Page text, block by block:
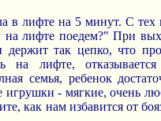
в лифте на 5 минут. С тех
на лифте поедем?" При
держит так цепко, что
на лифте,
семья, ребенок
- мягкие, очень
как нам избавится от